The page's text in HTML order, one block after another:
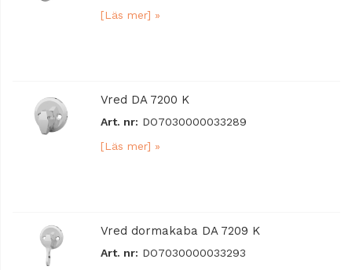
[Läs mer] »
Vred DA 7200 K
Art. nr: DO7030000033289
[Läs mer] »
Vred dormakaba DA 7209 K
Art. nr: DO7030000033293